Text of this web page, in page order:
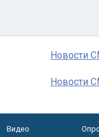
Новости
Новости
Видео